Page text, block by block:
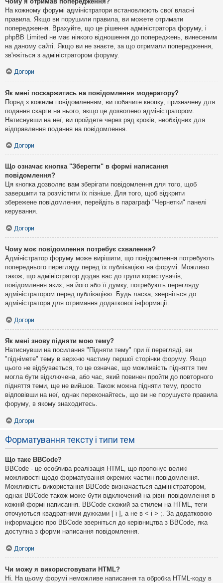
На кожному форумі адміністратори встановлюють свої власні
правила. Якщо ви порушили правила, ви можете отримати
попередження. Врахуйте, що це рішення адміністратора форуму, і
phpBB Limited не має ніякого відношення до попереджень, винесеним
на даному сайті. Якщо ви не знаєте, за що отримали попередження,
зв'яжіться з адміністратором форуму.
Догори
Як мені поскаржитись на повідомлення модератору?
Поряд з кожним повідомленням, ви побачите кнопку, призначену для
подання скарги на нього, якщо це дозволено адміністратором.
Натиснувши на неї, ви пройдете через ряд кроків, необхідних для
відправлення подання на повідомлення.
Догори
Що означає кнопка "Зберегти" в формі написання
повідомлення?
Ця кнопка дозволяє вам зберігати повідомлення для того, щоб
завершити та розмістити їх пізніше. Для того, щоб відкрити
збережене повідомлення, перейдіть в параграф "Чернетки" панелі
керування.
Догори
Чому моє повідомлення потребує схвалення?
Адміністратор форуму може вирішити, що повідомлення потребують
попереднього перегляду перед їх публікацією на форумі. Можливо
також, що адміністратор додав вас до групи користувачів,
повідомлення яких, на його або її думку, потребують перегляду
адміністратором перед публікацією. Будь ласка, зверніться до
адміністратора для отримання додаткової інформації.
Догори
Як мені знову підняти мою тему?
Натиснувши на посилання "Підняти тему" при її перегляді, ви
"піднімете" тему в верхню частину першої сторінки форуму. Якщо
цього не відбувається, то це означає, що можливість підняття тим
могла бути відключена, або час, який повинен пройти до повторного
підняття теми, ще не вийшов. Також можна підняти тему, просто
відповівши на неї, однак переконайтесь, що ви не порушуєте правила
форуму, в якому знаходитесь.
Догори
Форматування тексту і типи тем
Що таке BBCode?
BBCode - це особлива реалізація HTML, що пропонує великі
можливості щодо форматування окремих частин повідомлення.
Можливість використання BBCode визначається адміністратором,
однак BBCode також може бути відключений на рівні повідомлення в
кожній формі написання. BBCode схожий за стилем на HTML, теги
оточуються квадратними дужками [ і ], а не в < і > ;. За додатковою
інформацією про BBCode зверніться до керівництва з BBCode, яка
доступна з форми написання повідомлення.
Догори
Чи можу я використовувати HTML?
Ні. На цьому форумі неможливе написання та обробка HTML-коду в